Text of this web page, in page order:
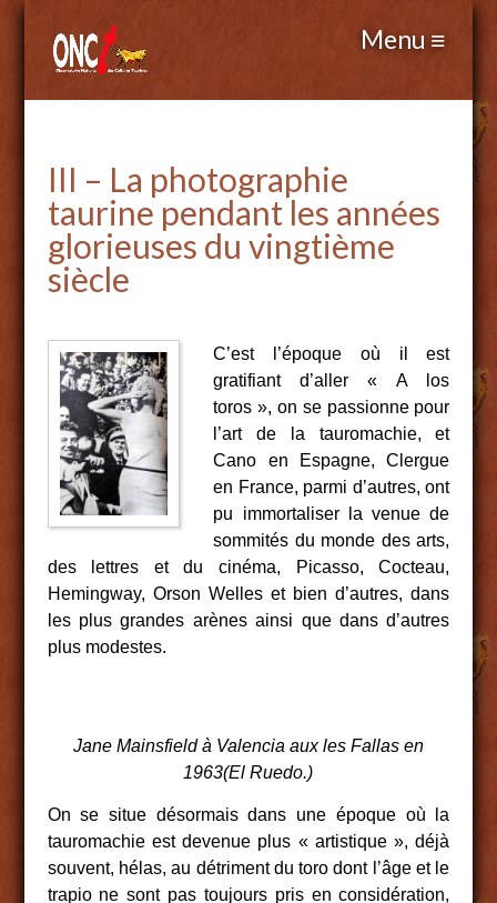
III – La photographie
taurine pendant les années
glorieuses du vingtième
siècle
C’est l’époque où il est
gratifiant d’aller « A los
toros », on se passionne pour
l’art de la tauromachie, et
Cano en Espagne, Clergue
en France, parmi d’autres, ont
pu immortaliser la venue de
sommités du monde des arts,
des lettres et du cinéma, Picasso, Cocteau,
Hemingway, Orson Welles et bien d’autres, dans
les plus grandes arènes ainsi que dans d’autres
plus modestes.
Jane Mainsfield à Valencia aux les Fallas en
1963(El Ruedo.)
On se situe désormais dans une époque où la
tauromachie est devenue plus « artistique », déjà
souvent, hélas, au détriment du toro dont l’âge et le
trapio ne sont pas toujours pris en considération,